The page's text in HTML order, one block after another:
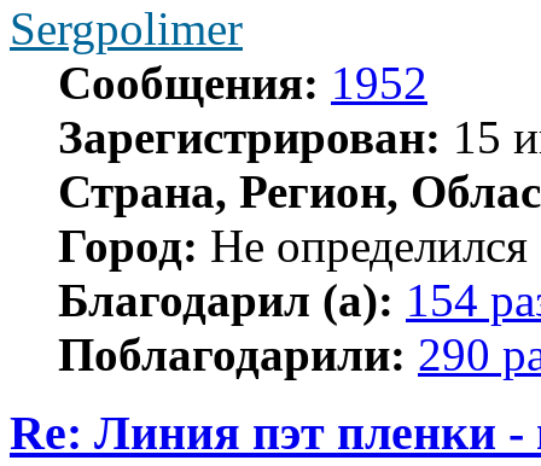
Sergpolimer
Сообщения: 1952
Зарегистрирован: 15
Страна, Регион,
Город: Не определился
Благодарил (а): 154
Поблагодарили: 290
Re: Линия пэт пленки -